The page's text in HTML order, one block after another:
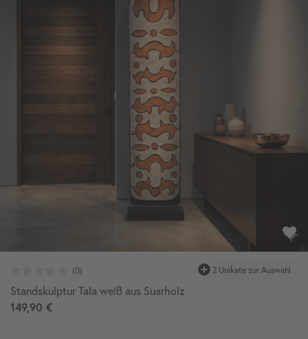
Standskulptur Tala weiß aus Suarholz
149,90 €